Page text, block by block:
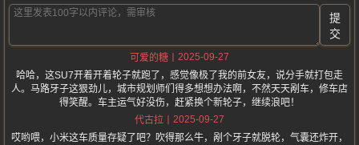
提
交
可爱的糖
2025-09-27
哈哈，这SU7开着开着轮子就跑了，感觉像极了我的前女友，说分手就打包走
人。马路牙子这狠劲儿，城市规划师们得多想想办法啊，不然天天剐车，修车店
得笑醒。车主运气好没伤，赶紧换个新轮子，继续浪吧！
代古拉
2025-09-27
哎哟喂，小米这车质量存疑了吧？吹得那么牛，剐个牙子就脱轮，气囊还炸开，